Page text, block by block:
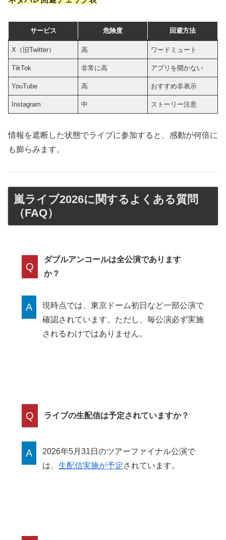
サービス 危険度 回避方法
X（旧Twitter） 高 ワードミュート
TikTok 非常に高 アプリを開かない
YouTube 高 おすすめ非表示
Instagram 中 ストーリー注意
情報を遮断した状態でライブに参加すると、感動が何倍に
も膨らみます。
嵐ライブ2026に関するよくある質問
（FAQ）
Q
ダブルアンコールは全公演であります
か？
A
現時点では、東京ドーム初日など一部公演で
確認されています。ただし、毎公演必ず実施
されるわけではありません。
Q ライブの生配信は予定されていますか？
A
2026年5月31日のツアーファイナル公演で
は、 生配信実施が予定されています。